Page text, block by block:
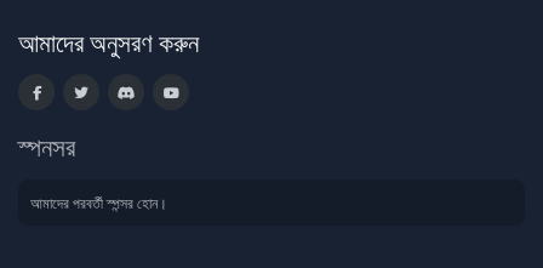
আমাদের অনুসরণ করুন
স্পনসর
আমাদের পরবর্তী স্পন্সর হোন।